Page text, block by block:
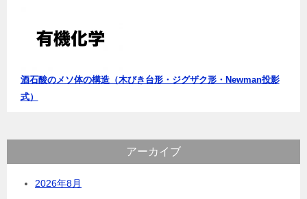
酒石酸のメソ体の構造（木びき台形・ジグザク形・Newman投影
式）
アーカイブ
2026年8月